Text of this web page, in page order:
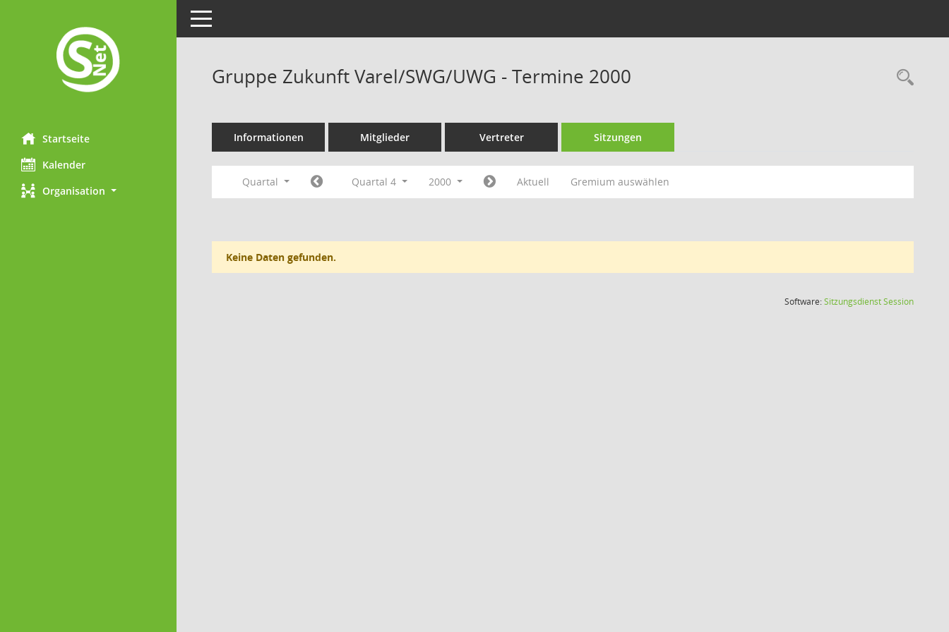
Startseite
Kalender
Organisation
Toggle navigation
Gruppe Zukunft Varel/SWG/UWG - Termine 2000
Informationen Mitglieder Vertreter Sitzungen
Quartal Quartal 4 2000 Aktuell Gremium auswählen
Keine Daten gefunden.
Software:SitzungsdienstSession(Wird in